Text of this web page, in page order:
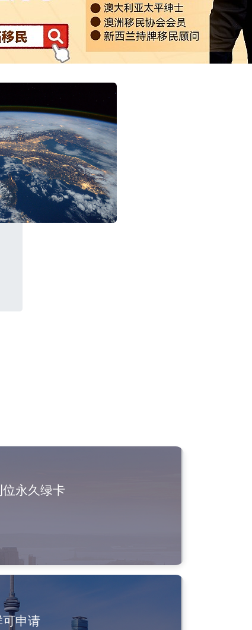
永久绿卡
申请